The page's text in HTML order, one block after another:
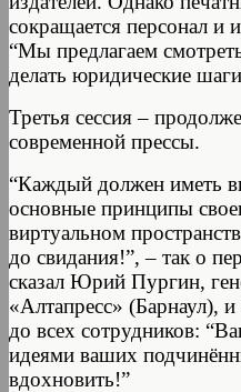
сокращается персонал и
“Мы предлагаем
делать юридические
Третья сессия –
современной прессы.
“Каждый должен иметь
основные принципы
виртуальном
до свидания!”, – так о
сказал Юрий Пургин,
«Алтапресс» (Барнаул), и
до всех сотрудников:
идеями ваших
вдохновить!”